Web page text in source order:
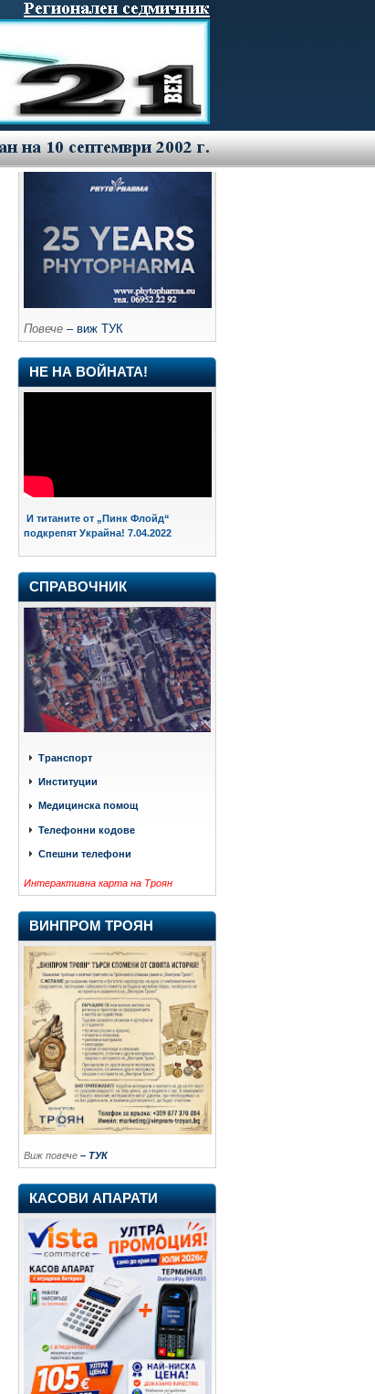
Повече – виж ТУК
НЕ НА ВОЙНАТА!
И титаните от „Пинк Флойд“
подкрепят Украйна! 7.04.2022
СПРАВОЧНИК
Транспорт
Институции
Медицинска помощ
Телефонни кодове
Спешни телефони
Интерактивна карта на Троян
ВИНПРОМ ТРОЯН
Виж повече – ТУК
КАСОВИ АПАРАТИ